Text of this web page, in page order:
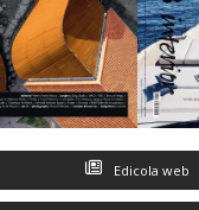
Edicola web